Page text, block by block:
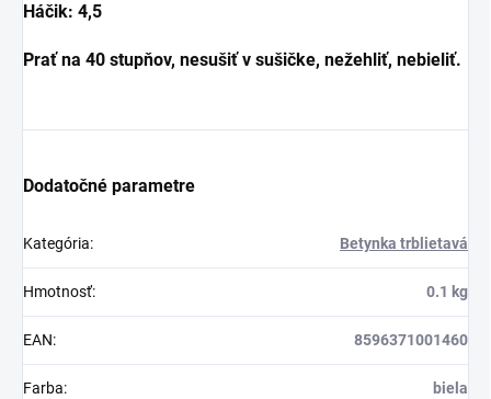
Háčik: 4,5
Prať na 40 stupňov, nesušiť v sušičke, nežehliť, nebieliť.
Dodatočné parametre
Kategória: Betynka trblietavá
Hmotnosť: 0.1 kg
EAN: 8596371001460
Farba: biela